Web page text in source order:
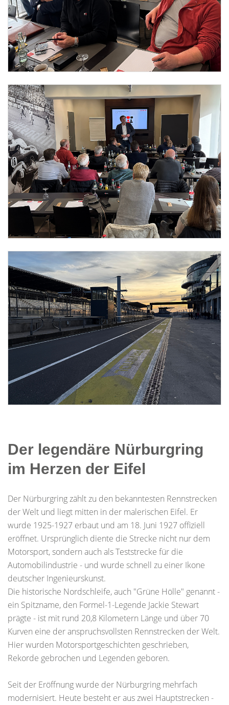
Der legendäre Nürburgring
im Herzen der Eifel
Der Nürburgring zählt zu den bekanntesten Rennstrecken
der Welt und liegt mitten in der malerischen Eifel. Er
wurde 1925-1927 erbaut und am 18. Juni 1927 offiziell
eröffnet. Ursprünglich diente die Strecke nicht nur dem
Motorsport, sondern auch als Teststrecke für die
Automobilindustrie - und wurde schnell zu einer Ikone
deutscher Ingenieurskunst.
Die historische Nordschleife, auch "Grüne Hölle" genannt -
ein Spitzname, den Formel-1-Legende Jackie Stewart
prägte - ist mit rund 20,8 Kilometern Länge und über 70
Kurven eine der anspruchsvollsten Rennstrecken der Welt.
Hier wurden Motorsportgeschichten geschrieben,
Rekorde gebrochen und Legenden geboren.
Seit der Eröffnung wurde der Nürburgring mehrfach
modernisiert. Heute besteht er aus zwei Hauptstrecken -